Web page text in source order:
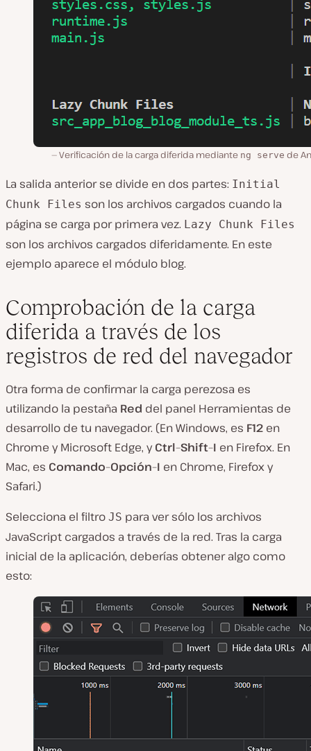
Verificación de la carga diferida mediante ng serve de
La salida anterior se divide en dos partes: Initial
Chunk Files son los archivos cargados cuando la
página se carga por primera vez. Lazy Chunk Files
son los archivos cargados diferidamente. En este
ejemplo aparece el módulo blog.
Comprobación de la carga
diferida a través de los
registros de red del navegador
Otra forma de confirmar la carga perezosa es
utilizando la pestaña Red del panel Herramientas de
desarrollo de tu navegador. (En Windows, es F12 en
Chrome y Microsoft Edge, yCtrl–Shift–I en Firefox. En
Mac, es Comando–Opción–I en Chrome, Firefox y
Safari.)
Selecciona el filtro JS para ver sólo los archivos
JavaScript cargados a través de la red. Tras la carga
inicial de la aplicación, deberías obtener algo como
esto: